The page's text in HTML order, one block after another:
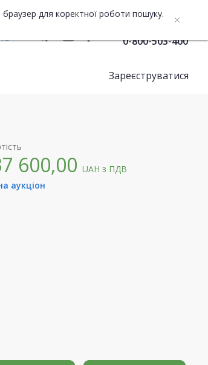
для коректної роботи пошуку.
0-800-503-400
Зареєструватися
600,00UAHз ПДВ
аукціон